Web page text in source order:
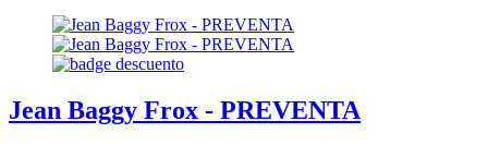
Jean Baggy Frox - PREVENTA